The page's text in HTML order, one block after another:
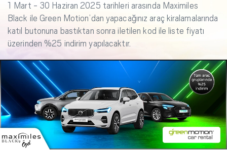
1 Mart - 30 Haziran 2025 tarihleri arasında Maximiles
Black ile Green Motion’dan yapacağınız araç kiralamalarında
katıl butonuna bastıktan sonra iletilen kod ile liste fiyatı
üzerinden %25 indirim yapılacaktır.